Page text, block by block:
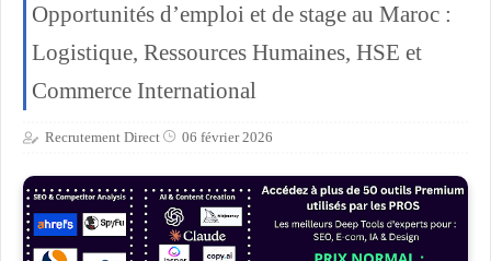
Opportunités d’emploi et de stage au Maroc :
Logistique, Ressources Humaines, HSE et
Commerce International
Recrutement Direct 06 février 2026